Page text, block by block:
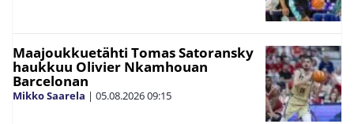
Maajoukkuetähti Tomas Satoransky
haukkuu Olivier Nkamhouan
Barcelonan
Mikko Saarela | 05.08.202609:15